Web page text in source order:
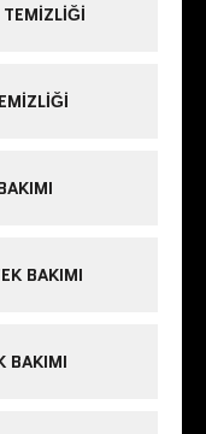
BAKIMI
BAKIMI